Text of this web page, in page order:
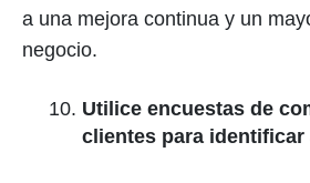
a una mejora continua y un
negocio.
Utilice encuestas de
clientes para identificar